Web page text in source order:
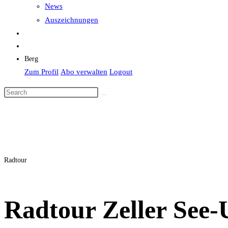
News
Auszeichnungen
Berg
Zum Profil Abo verwalten Logout
Radtour
Radtour Zeller